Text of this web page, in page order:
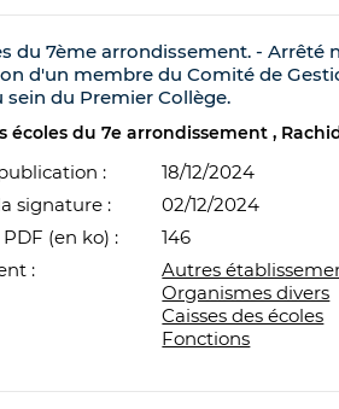
du 7ème arrondissement. - Arrêté
d'un membre du Comité de
sein du Premier Collège.
écoles du 7e arrondissement
:
18/12/2024
signature :
02/12/2024
(en ko) :
146
:
Autres
Organismes divers
Caisses des écoles
Fonctions